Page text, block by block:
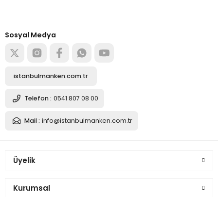
150 Kg Taşıma Kapasiteli Uzaktan WiFe Kontrol Döner Platform
Profesyonel 60 Cm Çap Hız Ayarlı Kumandalı Döner Platform
Sosyal Medya
istanbulmanken.com.tr
Telefon : 0541 807 08 00
Mail : info@istanbulmanken.com.tr
Üyelik
Kurumsal